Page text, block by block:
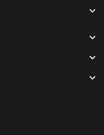



